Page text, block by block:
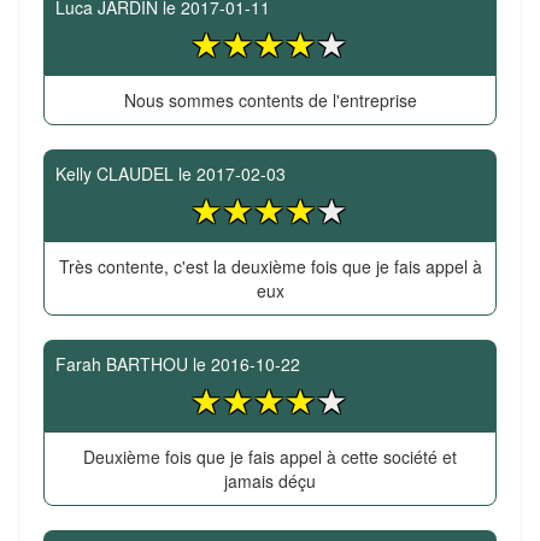
Luca JARDIN le 2017-01-11
Nous sommes contents de l'entreprise
Kelly CLAUDEL le 2017-02-03
Très contente, c'est la deuxième fois que je fais appel à
eux
Farah BARTHOU le 2016-10-22
Deuxième fois que je fais appel à cette société et
jamais déçu